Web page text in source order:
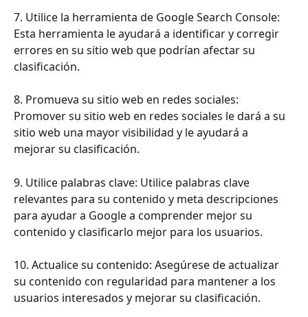
7. Utilice la herramienta de Google Search Console:
Esta herramienta le ayudará a identificar y corregir
errores en su sitio web que podrían afectar su
clasificación.
8. Promueva su sitio web en redes sociales:
Promover su sitio web en redes sociales le dará a su
sitio web una mayor visibilidad y le ayudará a
mejorar su clasificación.
9. Utilice palabras clave: Utilice palabras clave
relevantes para su contenido y meta descripciones
para ayudar a Google a comprender mejor su
contenido y clasificarlo mejor para los usuarios.
10. Actualice su contenido: Asegúrese de actualizar
su contenido con regularidad para mantener a los
usuarios interesados y mejorar su clasificación.